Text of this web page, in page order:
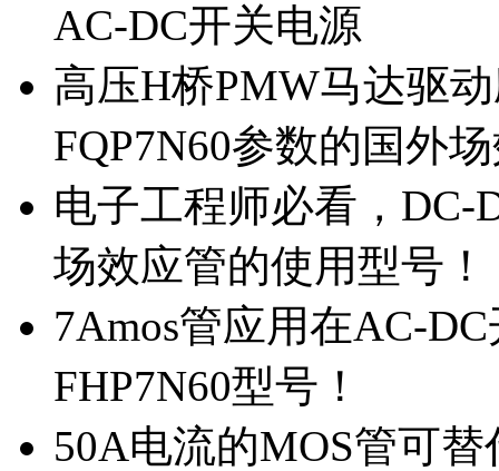
AC-DC开关电源
高压H桥PMW马达驱
FQP7N60参数的国外
电子工程师必看，DC-
场效应管的使用型号！
7Amos管应用在AC-
FHP7N60型号！
50A电流的MOS管可